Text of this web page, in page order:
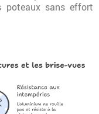
poteaux sans effort